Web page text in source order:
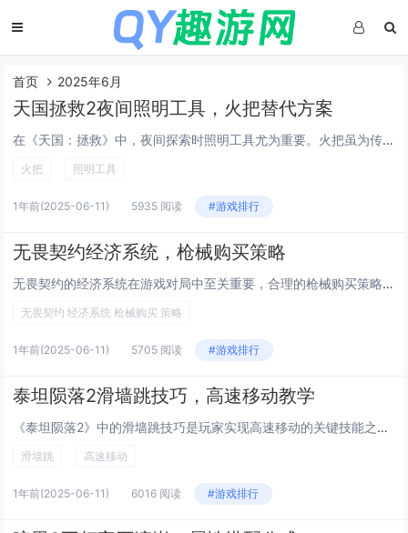
首页 2025年6月
天国拯救2夜间照明工具，火把替代方案
在《天国：拯救》中，夜间探索时照明工具尤为重要。火把虽为传统选择，但其光亮有限且容易熄灭。玩家可尝试以下替代方案：灯笼，提供更稳定光源，部分还可调节亮度；魔法光源技能，无需实体工具，方便快捷；或利用某些任务道具发光物品。这些方法不仅能提升视...
火把 照明工具
1年前(2025-06-11) 5935 阅读 #游戏排行
无畏契约经济系统，枪械购买策略
无畏契约的经济系统在游戏对局中至关重要，合理的枪械购买策略直接影响团队战斗力。游戏中，每位玩家需根据个人经济状况与团队需求灵活调整装备选择。建议在关键回合优先投资高伤害武器以提升胜率，而在经济劣势时则通过低成本武器或近战战术寻找翻盘机会。团...
无畏契约 经济系统 枪械购买 策略
1年前(2025-06-11) 5705 阅读 #游戏排行
泰坦陨落2滑墙跳技巧，高速移动教学
《泰坦陨落2》中的滑墙跳技巧是玩家实现高速移动的关键技能之一。通过精准的操作，玩家可以在墙面之间连续跳跃，保持高速移动状态，从而快速穿越地图或躲避敌人攻击。具体操作为：接近墙壁时按下跳跃键，并在触墙瞬间向相反方向推摇杆，同时再次跳跃，即可触...
滑墙跳 高速移动
1年前(2025-06-11) 6016 阅读 #游戏排行